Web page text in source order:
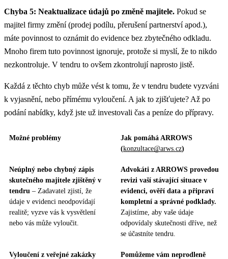
Chyba 5: Neaktualizace údajů po změně majitele. Pokud se
majitel firmy změní (prodej podílu, přerušení partnerství apod.),
máte povinnost to oznámit do evidence bez zbytečného odkladu.
Mnoho firem tuto povinnost ignoruje, protože si myslí, že to nikdo
nezkontroluje. V tendru to ovšem zkontrolují naprosto jistě.
Každá z těchto chyb může vést k tomu, že v tendru budete vyzváni
k vyjasnění, nebo přímému vyloučení. A jak to zjišťujete? Až po
podání nabídky, když jste už investovali čas a peníze do přípravy.
Možné problémy
Jak pomáhá ARROWS
(konzultace@arws.cz)
Neúplný nebo chybný zápis
skutečného majitele zjištěný v
tendru – Zadavatel zjistí, že
údaje v evidenci neodpovídají
realitě; vyzve vás k vysvětlení
nebo vás může vyloučit.
Advokáti z ARROWS provedou
revizi vaší stávající situace v
evidenci, ověří data a připraví
kompletní a správné podklady.
Zajistíme, aby vaše údaje
odpovídaly skutečnosti dříve, než
se účastníte tendru.
Vyloučení z veřejné zakázky
Pomůžeme vám neprodleně